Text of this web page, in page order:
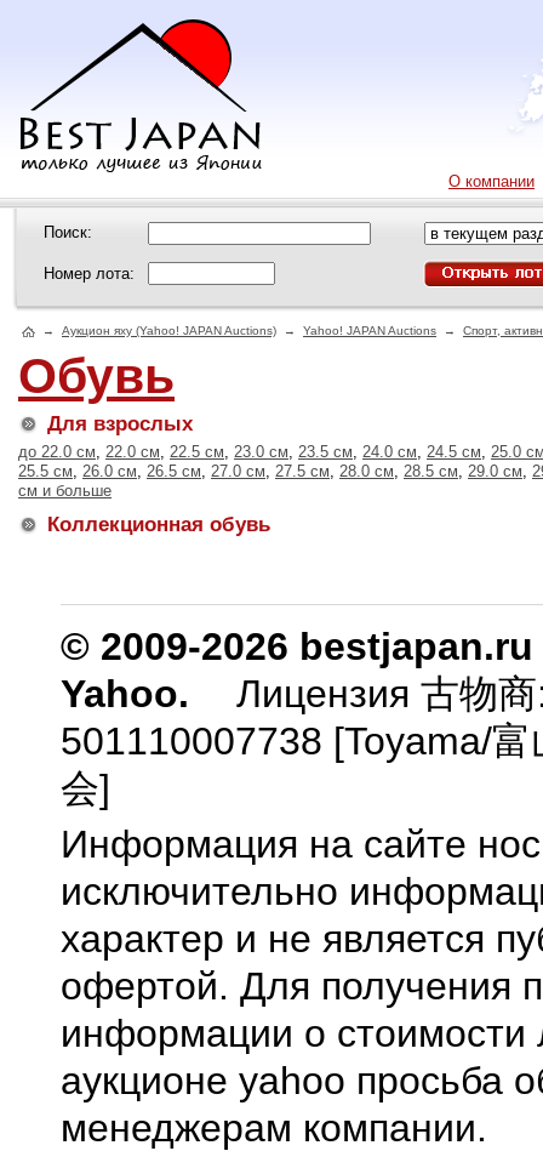
О компании
Поиск:
Номер лота:
→ Аукцион яху (Yahoo! JAPAN Auctions) → Yahoo! JAPAN Auctions → Спорт,
Обувь
Для взрослых
до 22.0 см, 22.0 см, 22.5 см, 23.0 см, 23.5 см, 24.0 см, 24.5 см, 25.0
25.5 см, 26.0 см, 26.5 см, 27.0 см, 27.5 см, 28.0 см, 28.5 см, 29.0 см,
см и больше
Коллекционная обувь
© 2009-2026
Yahoo.
Лицензия 古物
501110007738 [Toyama/
会]
Информация на сайте
исключительно
характер и не является
офертой. Для получения
информации о стоимости
аукционе yahoo просьба
менеджерам компании.